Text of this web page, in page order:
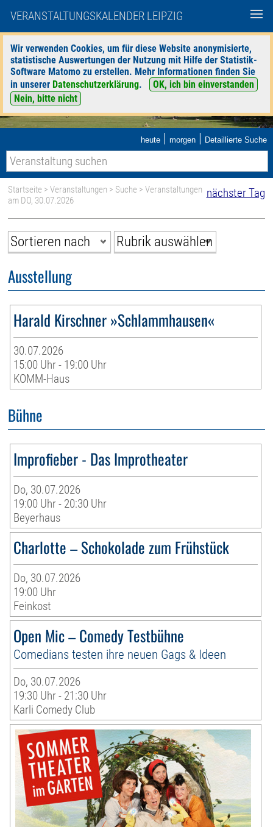
VERANSTALTUNGSKALENDER LEIPZIG
Wir verwenden Cookies, um für diese Website anonymisierte,
statistische Auswertungen der Nutzung mit Hilfe der Statistik-
Software Matomo zu erstellen. Mehr Informationen finden Sie
in unserer Datenschutzerklärung.
OK, ich bin einverstanden
Nein, bitte nicht
heute | morgen | Detaillierte Suche
nächster Tag
Startseite >Veranstaltungen > Suche > Veranstaltungen
am DO, 30.07.2026
Ausstellung
Harald Kirschner »Schlammhausen«
30.07.2026
15:00 Uhr - 19:00 Uhr
KOMM-Haus
Bühne
Improfieber - Das Improtheater
Do, 30.07.2026
19:00 Uhr - 20:30 Uhr
Beyerhaus
Charlotte – Schokolade zum Frühstück
Do, 30.07.2026
19:00 Uhr
Feinkost
Open Mic – Comedy Testbühne
Comedians testen ihre neuen Gags & Ideen
Do, 30.07.2026
19:30 Uhr - 21:30 Uhr
Karli Comedy Club